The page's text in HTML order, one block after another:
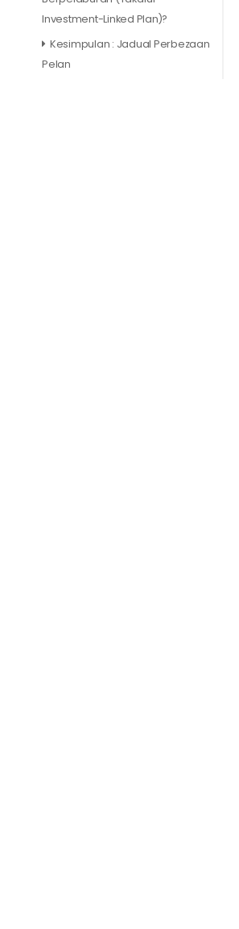
Investment-Linked Plan)?
Kesimpulan : Jadual Perbezaan
Pelan